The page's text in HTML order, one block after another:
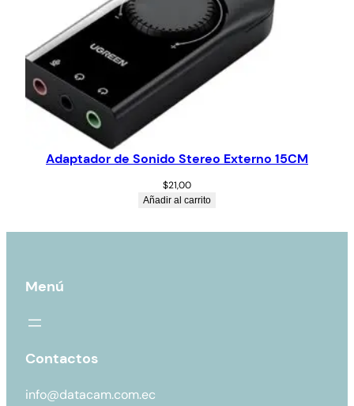
Adaptador de Sonido Stereo Externo 15CM
$21,00
Añadir al carrito
Menú
Contactos
info@datacam.com.ec